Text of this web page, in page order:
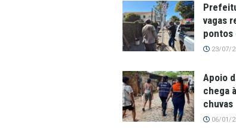
vagas
pontos
23/07/
Apoio
chega
chuvas
06/01/